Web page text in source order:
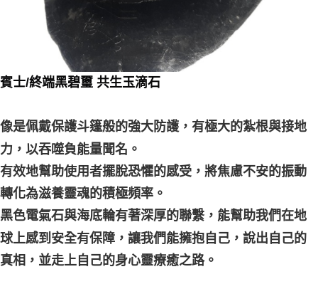
賓士/終端黑碧璽 共生玉滴石
像是佩戴保護斗篷般的強大防護，有極大的紮根與接地
力，以吞噬負能量聞名。
有效地幫助使用者擺脫恐懼的感受，將焦慮不安的振動
轉化為滋養靈魂的積極頻率。
黑色電氣石與海底輪有著深厚的聯繫，能幫助我們在地
球上感到安全有保障，讓我們能擁抱自己，說出自己的
真相，並走上自己的身心靈療癒之路。